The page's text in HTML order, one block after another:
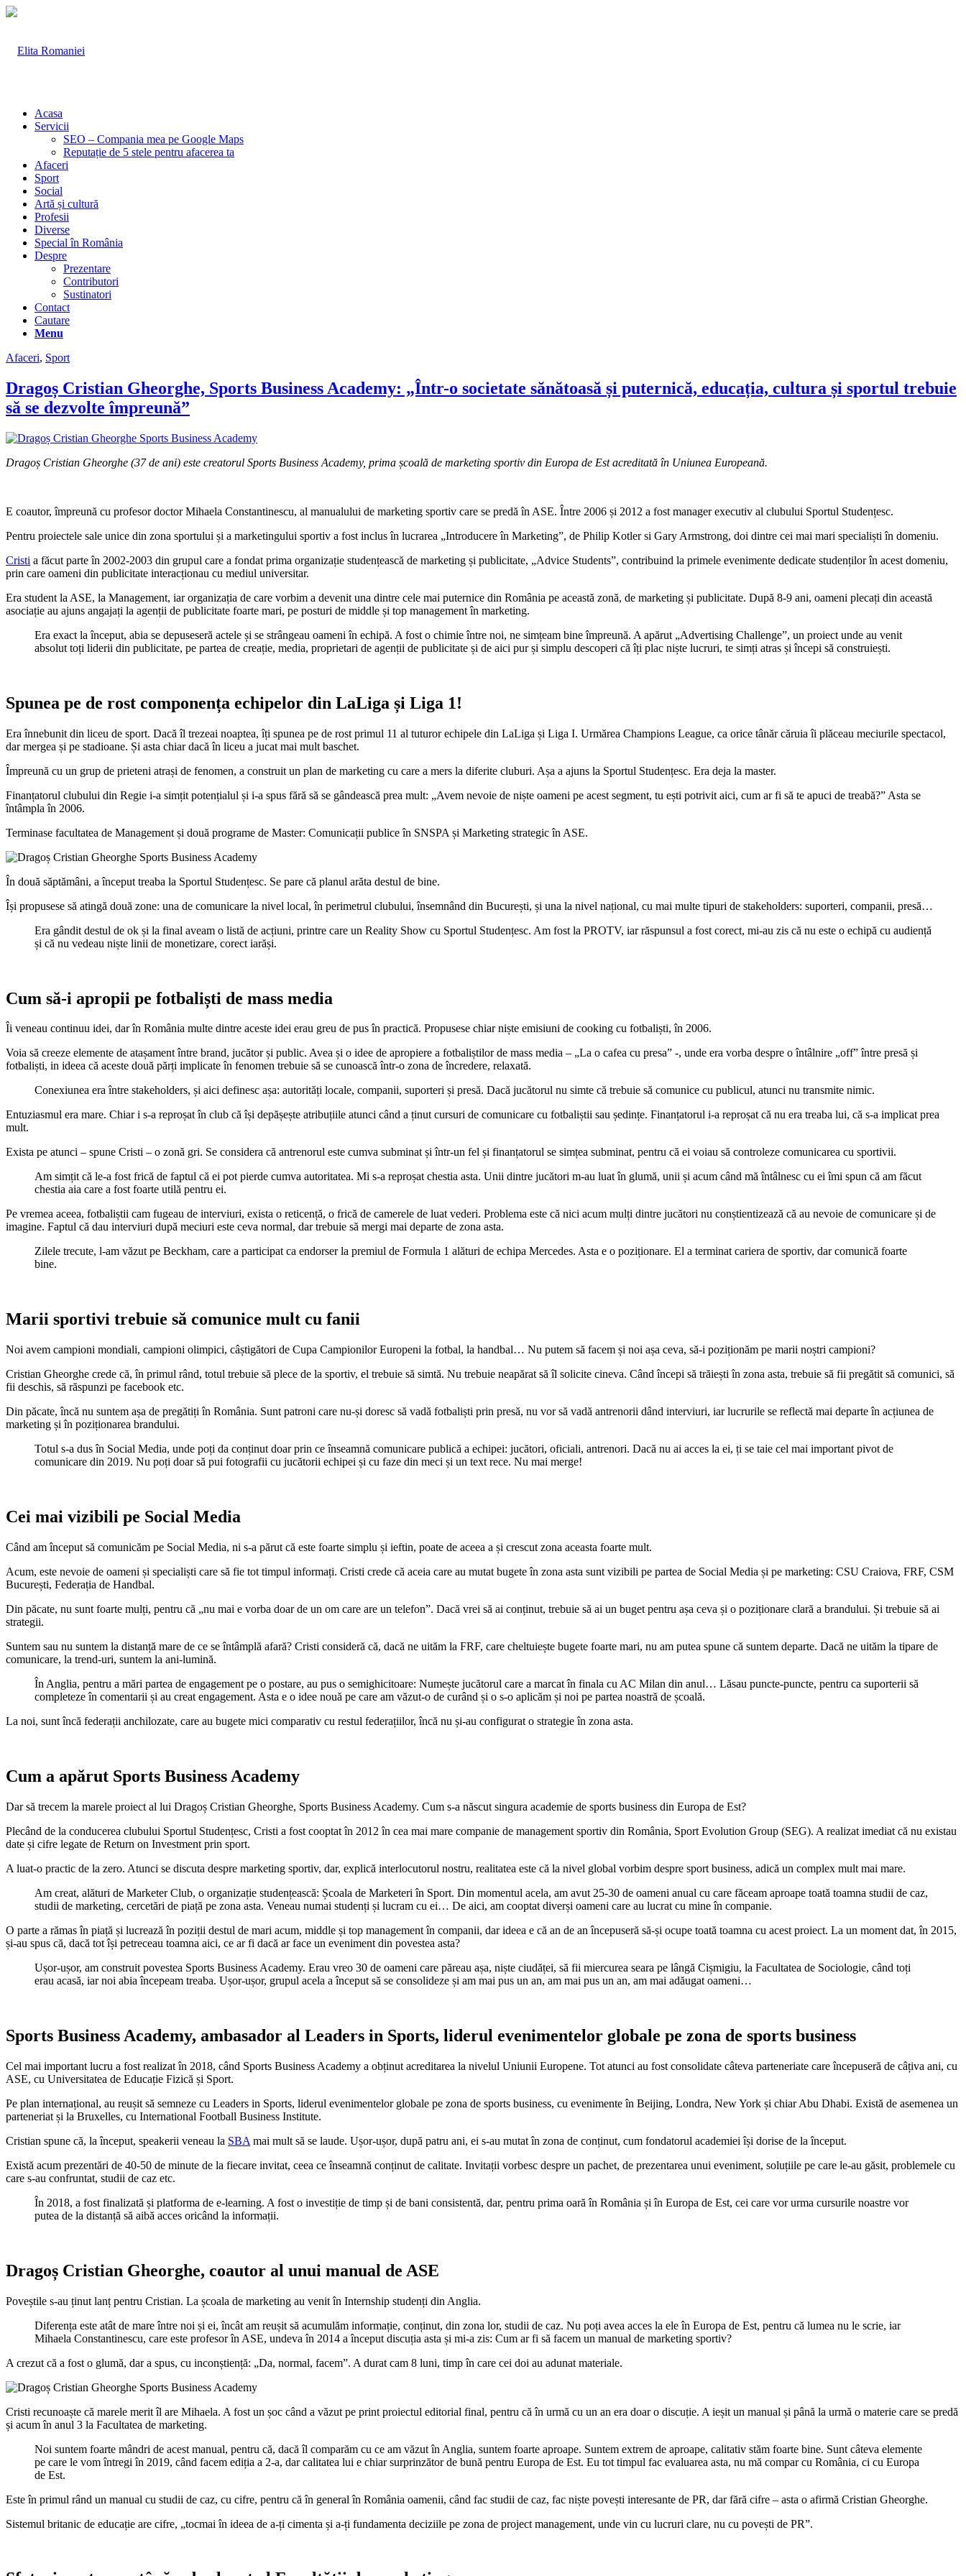
Acasa
Servicii
SEO – Compania mea pe Google Maps
Reputație de 5 stele pentru afacerea ta
Afaceri
Sport
Social
Artă și cultură
Profesii
Diverse
Special în România
Despre
Prezentare
Contributori
Sustinatori
Contact
Cautare
Menu
Afaceri, Sport
Dragoș Cristian Gheorghe, Sports Business Academy: „Într-o societate sănătoasă și puternică, educația, cultura și sportul trebuie
să se dezvolte împreună”
Dragoș Cristian Gheorghe (37 de ani) este creatorul Sports Business Academy, prima școală de marketing sportiv din Europa de Est acreditată în Uniunea Europeană.
E coautor, împreună cu profesor doctor Mihaela Constantinescu, al manualului de marketing sportiv care se predă în ASE. Între 2006 și 2012 a fost manager executiv al clubului Sportul Studențesc.
Pentru proiectele sale unice din zona sportului și a marketingului sportiv a fost inclus în lucrarea „Introducere în Marketing”, de Philip Kotler si Gary Armstrong, doi dintre cei mai mari specialiști în domeniu.
Cristi a făcut parte în 2002-2003 din grupul care a fondat prima organizație studențească de marketing și publicitate, „Advice Students”, contribuind la primele evenimente dedicate studenților în acest domeniu,
prin care oameni din publicitate interacționau cu mediul universitar.
Era student la ASE, la Management, iar organizația de care vorbim a devenit una dintre cele mai puternice din România pe această zonă, de marketing și publicitate. După 8-9 ani, oameni plecați din această
asociație au ajuns angajați la agenții de publicitate foarte mari, pe posturi de middle și top management în marketing.
Era exact la început, abia se depuseseră actele și se strângeau oameni în echipă. A fost o chimie între noi, ne simțeam bine împreună. A apărut „Advertising Challenge”, un proiect unde au venit
absolut toți liderii din publicitate, pe partea de creație, media, proprietari de agenții de publicitate și de aici pur și simplu descoperi că îți plac niște lucruri, te simți atras și începi să construiești.
Spunea pe de rost componența echipelor din LaLiga și Liga 1!
Era înnebunit din liceu de sport. Dacă îl trezeai noaptea, îți spunea pe de rost primul 11 al tuturor echipele din LaLiga și Liga I. Urmărea Champions League, ca orice tânăr căruia îi plăceau meciurile spectacol,
dar mergea și pe stadioane. Și asta chiar dacă în liceu a jucat mai mult baschet.
Împreună cu un grup de prieteni atrași de fenomen, a construit un plan de marketing cu care a mers la diferite cluburi. Așa a ajuns la Sportul Studențesc. Era deja la master.
Finanțatorul clubului din Regie i-a simțit potențialul și i-a spus fără să se gândească prea mult: „Avem nevoie de niște oameni pe acest segment, tu ești potrivit aici, cum ar fi să te apuci de treabă?” Asta se
întâmpla în 2006.
Terminase facultatea de Management și două programe de Master: Comunicații publice în SNSPA și Marketing strategic în ASE.
În două săptămâni, a început treaba la Sportul Studențesc. Se pare că planul arăta destul de bine.
Își propusese să atingă două zone: una de comunicare la nivel local, în perimetrul clubului, însemnând din București, și una la nivel național, cu mai multe tipuri de stakeholders: suporteri, companii, presă…
Era gândit destul de ok și la final aveam o listă de acțiuni, printre care un Reality Show cu Sportul Studențesc. Am fost la PROTV, iar răspunsul a fost corect, mi-au zis că nu este o echipă cu audiență
și că nu vedeau niște linii de monetizare, corect iarăși.
Cum să-i apropii pe fotbaliști de mass media
Îi veneau continuu idei, dar în România multe dintre aceste idei erau greu de pus în practică. Propusese chiar niște emisiuni de cooking cu fotbaliști, în 2006.
Voia să creeze elemente de atașament între brand, jucător și public. Avea și o idee de apropiere a fotbaliștilor de mass media – „La o cafea cu presa” -, unde era vorba despre o întâlnire „off” între presă și
fotbaliști, in ideea că aceste două părți implicate în fenomen trebuie să se cunoască într-o zona de încredere, relaxată.
Conexiunea era între stakeholders, și aici definesc așa: autorități locale, companii, suporteri și presă. Dacă jucătorul nu simte că trebuie să comunice cu publicul, atunci nu transmite nimic.
Entuziasmul era mare. Chiar i s-a reproșat în club că își depășește atribuțiile atunci când a ținut cursuri de comunicare cu fotbaliștii sau ședințe. Finanțatorul i-a reproșat că nu era treaba lui, că s-a implicat prea
mult.
Exista pe atunci – spune Cristi – o zonă gri. Se considera că antrenorul este cumva subminat și într-un fel și finanțatorul se simțea subminat, pentru că ei voiau să controleze comunicarea cu sportivii.
Am simțit că le-a fost frică de faptul că ei pot pierde cumva autoritatea. Mi s-a reproșat chestia asta. Unii dintre jucători m-au luat în glumă, unii și acum când mă întâlnesc cu ei îmi spun că am făcut
chestia aia care a fost foarte utilă pentru ei.
Pe vremea aceea, fotbaliștii cam fugeau de interviuri, exista o reticență, o frică de camerele de luat vederi. Problema este că nici acum mulți dintre jucători nu conștientizează că au nevoie de comunicare și de
imagine. Faptul că dau interviuri după meciuri este ceva normal, dar trebuie să mergi mai departe de zona asta.
Zilele trecute, l-am văzut pe Beckham, care a participat ca endorser la premiul de Formula 1 alături de echipa Mercedes. Asta e o poziționare. El a terminat cariera de sportiv, dar comunică foarte
bine.
Marii sportivi trebuie să comunice mult cu fanii
Noi avem campioni mondiali, campioni olimpici, câștigători de Cupa Campionilor Europeni la fotbal, la handbal… Nu putem să facem și noi așa ceva, să-i poziționăm pe marii noștri campioni?
Cristian Gheorghe crede că, în primul rând, totul trebuie să plece de la sportiv, el trebuie să simtă. Nu trebuie neapărat să îl solicite cineva. Când începi să trăiești în zona asta, trebuie să fii pregătit să comunici, să
fii deschis, să răspunzi pe facebook etc.
Din păcate, încă nu suntem așa de pregătiți în România. Sunt patroni care nu-și doresc să vadă fotbaliști prin presă, nu vor să vadă antrenorii dând interviuri, iar lucrurile se reflectă mai departe în acțiunea de
marketing și în poziționarea brandului.
Totul s-a dus în Social Media, unde poți da conținut doar prin ce înseamnă comunicare publică a echipei: jucători, oficiali, antrenori. Dacă nu ai acces la ei, ți se taie cel mai important pivot de
comunicare din 2019. Nu poți doar să pui fotografii cu jucătorii echipei și cu faze din meci și un text rece. Nu mai merge!
Cei mai vizibili pe Social Media
Când am început să comunicăm pe Social Media, ni s-a părut că este foarte simplu și ieftin, poate de aceea a și crescut zona aceasta foarte mult.
Acum, este nevoie de oameni și specialiști care să fie tot timpul informați. Cristi crede că aceia care au mutat bugete în zona asta sunt vizibili pe partea de Social Media și pe marketing: CSU Craiova, FRF, CSM
București, Federația de Handbal.
Din păcate, nu sunt foarte mulți, pentru că „nu mai e vorba doar de un om care are un telefon”. Dacă vrei să ai conținut, trebuie să ai un buget pentru așa ceva și o poziționare clară a brandului. Și trebuie să ai
strategii.
Suntem sau nu suntem la distanță mare de ce se întâmplă afară? Cristi consideră că, dacă ne uităm la FRF, care cheltuiește bugete foarte mari, nu am putea spune că suntem departe. Dacă ne uităm la tipare de
comunicare, la trend-uri, suntem la ani-lumină.
În Anglia, pentru a mări partea de engagement pe o postare, au pus o semighicitoare: Numește jucătorul care a marcat în finala cu AC Milan din anul… Lăsau puncte-puncte, pentru ca suporterii să
completeze în comentarii și au creat engagement. Asta e o idee nouă pe care am văzut-o de curând și o s-o aplicăm și noi pe partea noastră de școală.
La noi, sunt încă federații anchilozate, care au bugete mici comparativ cu restul federațiilor, încă nu și-au configurat o strategie în zona asta.
Cum a apărut Sports Business Academy
Dar să trecem la marele proiect al lui Dragoș Cristian Gheorghe, Sports Business Academy. Cum s-a născut singura academie de sports business din Europa de Est?
Plecând de la conducerea clubului Sportul Studențesc, Cristi a fost cooptat în 2012 în cea mai mare companie de management sportiv din România, Sport Evolution Group (SEG). A realizat imediat că nu existau
date și cifre legate de Return on Investment prin sport.
A luat-o practic de la zero. Atunci se discuta despre marketing sportiv, dar, explică interlocutorul nostru, realitatea este că la nivel global vorbim despre sport business, adică un complex mult mai mare.
Am creat, alături de Marketer Club, o organizație studențească: Școala de Marketeri în Sport. Din momentul acela, am avut 25-30 de oameni anual cu care făceam aproape toată toamna studii de caz,
studii de marketing, cercetări de piață pe zona asta. Veneau numai studenți și lucram cu ei… De aici, am cooptat diverși oameni care au lucrat cu mine în companie.
O parte a rămas în piață și lucrează în poziții destul de mari acum, middle și top management în companii, dar ideea e că an de an începuseră să-și ocupe toată toamna cu acest proiect. La un moment dat, în 2015,
și-au spus că, dacă tot își petreceau toamna aici, ce ar fi dacă ar face un eveniment din povestea asta?
Ușor-ușor, am construit povestea Sports Business Academy. Erau vreo 30 de oameni care păreau așa, niște ciudăței, să fii miercurea seara pe lângă Cișmigiu, la Facultatea de Sociologie, când toți
erau acasă, iar noi abia începeam treaba. Ușor-ușor, grupul acela a început să se consolideze și am mai pus un an, am mai pus un an, am mai adăugat oameni…
Sports Business Academy, ambasador al Leaders in Sports, liderul evenimentelor globale pe zona de sports business
Cel mai important lucru a fost realizat în 2018, când Sports Business Academy a obținut acreditarea la nivelul Uniunii Europene. Tot atunci au fost consolidate câteva parteneriate care începuseră de câțiva ani, cu
ASE, cu Universitatea de Educație Fizică și Sport.
Pe plan internațional, au reușit să semneze cu Leaders in Sports, liderul evenimentelor globale pe zona de sports business, cu evenimente în Beijing, Londra, New York și chiar Abu Dhabi. Există de asemenea un
parteneriat și la Bruxelles, cu International Football Business Institute.
Cristian spune că, la început, speakerii veneau la SBA mai mult să se laude. Ușor-ușor, după patru ani, ei s-au mutat în zona de conținut, cum fondatorul academiei își dorise de la început.
Există acum prezentări de 40-50 de minute de la fiecare invitat, ceea ce înseamnă conținut de calitate. Invitații vorbesc despre un pachet, de prezentarea unui eveniment, soluțiile pe care le-au găsit, problemele cu
care s-au confruntat, studii de caz etc.
În 2018, a fost finalizată și platforma de e-learning. A fost o investiție de timp și de bani consistentă, dar, pentru prima oară în România și în Europa de Est, cei care vor urma cursurile noastre vor
putea de la distanță să aibă acces oricând la informații.
Dragoș Cristian Gheorghe, coautor al unui manual de ASE
Poveștile s-au ținut lanț pentru Cristian. La școala de marketing au venit în Internship studenți din Anglia.
Diferența este atât de mare între noi și ei, încât am reușit să acumulăm informație, conținut, din zona lor, studii de caz. Nu poți avea acces la ele în Europa de Est, pentru că lumea nu le scrie, iar
Mihaela Constantinescu, care este profesor în ASE, undeva în 2014 a început discuția asta și mi-a zis: Cum ar fi să facem un manual de marketing sportiv?
A crezut că a fost o glumă, dar a spus, cu inconștiență: „Da, normal, facem”. A durat cam 8 luni, timp în care cei doi au adunat materiale.
Cristi recunoaște că marele merit îl are Mihaela. A fost un șoc când a văzut pe print proiectul editorial final, pentru că în urmă cu un an era doar o discuție. A ieșit un manual și până la urmă o materie care se predă
și acum în anul 3 la Facultatea de marketing.
Noi suntem foarte mândri de acest manual, pentru că, dacă îl comparăm cu ce am văzut în Anglia, suntem foarte aproape. Suntem extrem de aproape, calitativ stăm foarte bine. Sunt câteva elemente
pe care le vom întregi în 2019, când facem ediția a 2-a, dar calitatea lui e chiar surprinzător de bună pentru Europa de Est. Eu tot timpul fac evaluarea asta, nu mă compar cu România, ci cu Europa
de Est.
Este în primul rând un manual cu studii de caz, cu cifre, pentru că în general în România oamenii, când fac studii de caz, fac niște povești interesante de PR, dar fără cifre – asta o afirmă Cristian Gheorghe.
Sistemul britanic de educație are cifre, „tocmai în ideea de a-ți cimenta și a-ți fundamenta deciziile pe zona de project management, unde vin cu lucruri clare, nu cu povești de PR”.